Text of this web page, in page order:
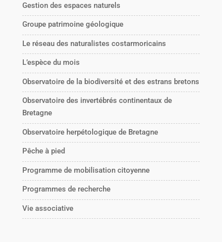
Gestion des espaces naturels
Groupe patrimoine géologique
Le réseau des naturalistes costarmoricains
L’espèce du mois
Observatoire de la biodiversité et des estrans bretons
Observatoire des invertébrés continentaux de
Bretagne
Observatoire herpétologique de Bretagne
Pêche à pied
Programme de mobilisation citoyenne
Programmes de recherche
Vie associative